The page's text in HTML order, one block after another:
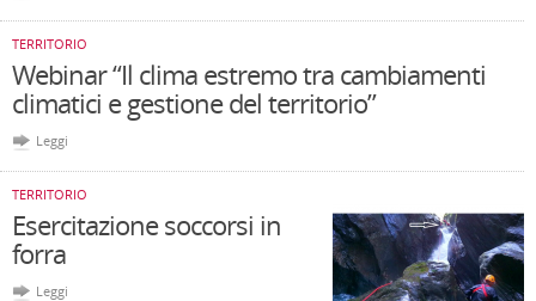
TERRITORIO
Webinar “Il clima estremo tra cambiamenti
climatici e gestione del territorio”
Leggi
TERRITORIO
Esercitazione soccorsi in
forra
Leggi